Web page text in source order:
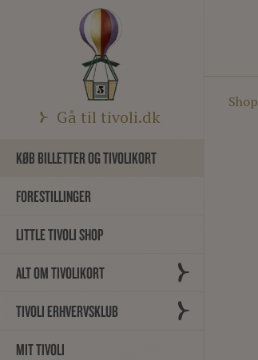
Gå til tivoli.dk
KØB BILLETTER OG TIVOLIKORT
FORESTILLINGER
LITTLE TIVOLI SHOP
ALT OM TIVOLIKORT
TIVOLI ERHVERVSKLUB
MIT TIVOLI
Shop